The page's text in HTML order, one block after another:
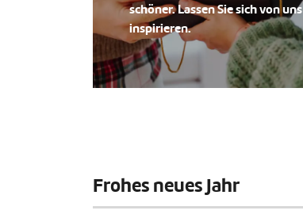
schöner. Lassen Sie sich von uns
inspirieren.
Frohes neues Jahr